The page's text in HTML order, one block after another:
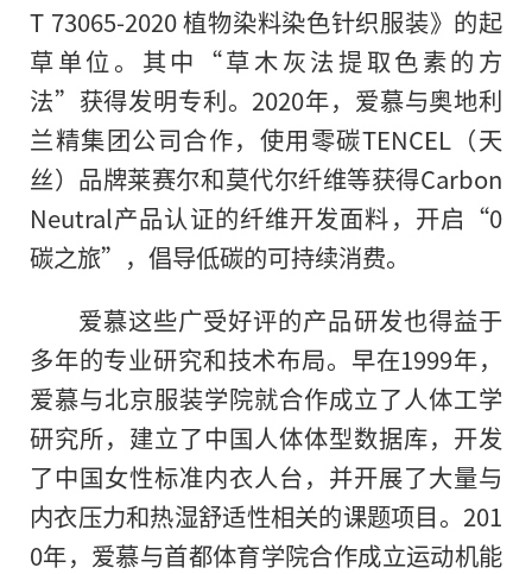
T 73065-2020 植物染料染色针织服装》的起
草单位。其中“草木灰法提取色素的方
法”获得发明专利。2020年，爱慕与奥地利
兰精集团公司合作，使用零碳TENCEL（天
丝）品牌莱赛尔和莫代尔纤维等获得Carbon
Neutral产品认证的纤维开发面料，开启“0
碳之旅”，倡导低碳的可持续消费。
爱慕这些广受好评的产品研发也得益于
多年的专业研究和技术布局。早在1999年，
爱慕与北京服装学院就合作成立了人体工学
研究所，建立了中国人体体型数据库，开发
了中国女性标准内衣人台，并开展了大量与
内衣压力和热湿舒适性相关的课题项目。201
0年，爱慕与首都体育学院合作成立运动机能